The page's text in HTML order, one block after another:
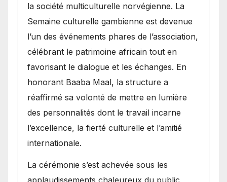
la société multiculturelle norvégienne. La
Semaine culturelle gambienne est devenue
l’un des événements phares de l’association,
célébrant le patrimoine africain tout en
favorisant le dialogue et les échanges. En
honorant Baaba Maal, la structure a
réaffirmé sa volonté de mettre en lumière
des personnalités dont le travail incarne
l’excellence, la fierté culturelle et l’amitié
internationale.
​La cérémonie s’est achevée sous les
applaudissements chaleureux du public